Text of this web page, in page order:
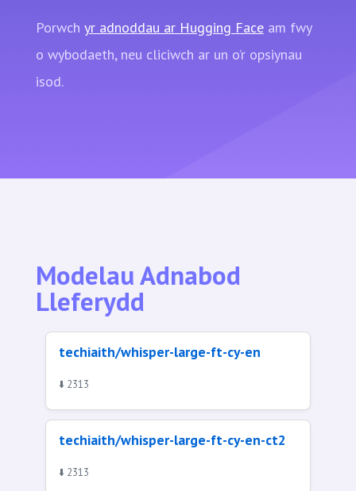
Porwch yr adnoddau ar Hugging Faceam fwy
o wybodaeth, neu cliciwch ar un o’r opsiynau
isod.
Modelau Adnabod
Lleferydd
techiaith/whisper-large-ft-cy-en
⬇️ 2313
techiaith/whisper-large-ft-cy-en-ct2
⬇️ 2313